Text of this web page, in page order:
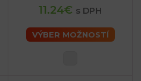
11.24€ s DPH
VÝBER MOŽNOSTÍ